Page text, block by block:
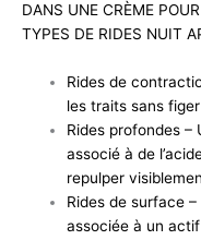
DANS UNE CRÈME
TYPES DE RIDES NUIT
Rides de
les traits sans
Rides profondes –
associé à de
repulper
Rides de surface
associée à un